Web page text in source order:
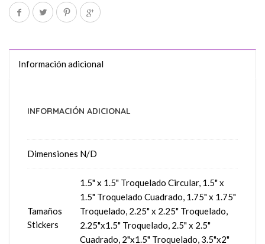
Información adicional
INFORMACIÓN ADICIONAL
Dimensiones N/D
Tamaños
Stickers
1.5" x 1.5" Troquelado Circular, 1.5" x
1.5" Troquelado Cuadrado, 1.75" x 1.75"
Troquelado, 2.25" x 2.25" Troquelado,
2.25"x1.5" Troquelado, 2.5" x 2.5"
Cuadrado, 2"x1.5" Troquelado, 3.5"x2"